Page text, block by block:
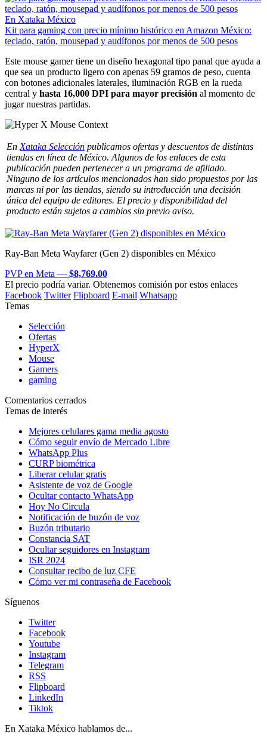
En Xataka México
Kit para gaming con precio mínimo histórico en Amazon México:
teclado, ratón, mousepad y audífonos por menos de 500 pesos
Este mouse gamer tiene un diseño hexagonal tipo panal que ayuda a
que sea un producto ligero con apenas 59 gramos de peso, cuenta
con botones adicionales laterales, iluminación RGB en la rueda
central y hasta 16,000 DPI para mayor precisión al momento de
jugar nuestras partidas.
En Xataka Selección publicamos ofertas y descuentos de distintas
tiendas en línea de México. Algunos de los enlaces de esta
publicación pueden pertenecer a un programa de afiliado.
Ninguno de los artículos mencionados han sido propuestos por las
marcas ni por las tiendas, siendo su introducción una decisión
única del equipo de editores. El precio y disponibilidad del
producto están sujetos a cambios sin previo aviso.
Ray-Ban Meta Wayfarer (Gen 2) disponibles en México
PVP en Meta — $8,769.00
El precio podría variar. Obtenemos comisión por estos enlaces
Facebook Twitter Flipboard E-mail Whatsapp
Temas
Selección
Ofertas
HyperX
Mouse
Gamers
gaming
Comentarios cerrados
Temas de interés
Mejores celulares gama media agosto
Cómo seguir envío de Mercado Libre
WhatsApp Plus
CURP biométrica
Liberar celular gratis
Asistente de voz de Google
Ocultar contacto WhatsApp
Hoy No Circula
Notificación de buzón de voz
Buzón tributario
Constancia SAT
Ocultar seguidores en Instagram
ISR 2024
Consultar recibo de luz CFE
Cómo ver mi contraseña de Facebook
Síguenos
Twitter
Facebook
Youtube
Instagram
Telegram
RSS
Flipboard
LinkedIn
Tiktok
En Xataka México hablamos de...